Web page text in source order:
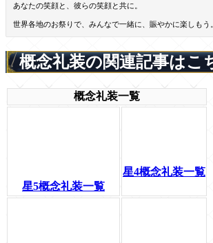
あなたの笑顔と、彼らの笑顔と共に。
世界各地のお祭りで、みんなで一緒に、賑やかに楽しもう。
概念礼装の関連記事はこ
概念礼装一覧
星5概念礼装一覧
星4概念礼装一覧